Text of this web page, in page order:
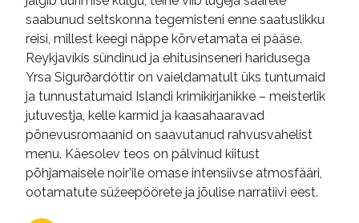
saabunud seltskonna tegemisteni enne saatuslikku
reisi, millest keegi näppe kõrvetamata ei pääse.
Reykjavíkis sündinud ja ehitusinseneri haridusega
Yrsa Sigurðardóttir on vaieldamatult üks tuntumaid
ja tunnustatumaid Islandi krimikirjanikke – meisterlik
jutuvestja, kelle karmid ja kaasahaaravad
põnevusromaanid on saavutanud rahvusvahelist
menu. Käesolev teos on pälvinud kiitust
põhjamaisele noir’ile omase intensiivse atmosfääri,
ootamatute süžeepöörete ja jõulise narratiivi eest.